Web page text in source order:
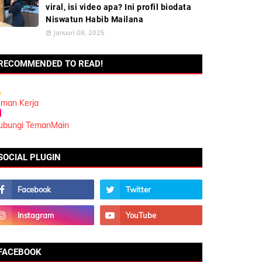
viral, isi video apa? Ini profil biodata
Niswatun Habib Mailana
Januari 08, 2025
TO READ!
Kerja
TemanMain
PLUGIN